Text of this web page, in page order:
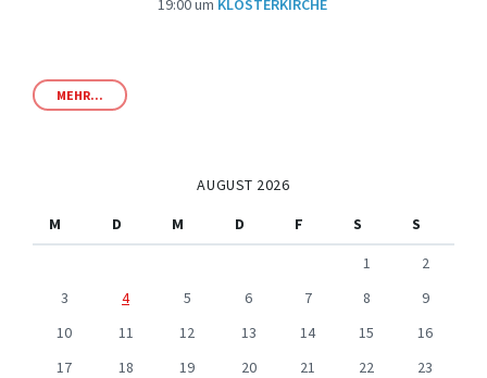
19:00um KLOSTERKIRCHE
MEHR...
AUGUST 2026
M
D M D F S
S
1
2
3
4 5 6 7 8
9
10
11 12 13 14 15
16
17
18 19 20 21 22
23